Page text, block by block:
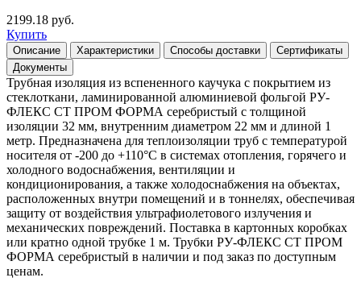
2199.18 руб.
Купить
Описание Характеристики Способы доставки
Сертификаты
Документы
Трубная изоляция из вспененного каучука с покрытием из
стеклоткани, ламинированной алюминиевой фольгой РУ-
ФЛЕКС СТ ПРОМ ФОРМА серебристый с толщиной
изоляции 32 мм, внутренним диаметром 22 мм и длиной 1
метр. Предназначена для теплоизоляции труб с температурой
носителя от -200 до +110°С в системах отопления, горячего и
холодного водоснабжения, вентиляции и
кондиционирования, а также холодоснабжения на объектах,
расположенных внутри помещений и в тоннелях, обеспечивая
защиту от воздействия ультрафиолетового излучения и
механических повреждений. Поставка в картонных коробках
или кратно одной трубке 1 м. Трубки РУ-ФЛЕКС СТ ПРОМ
ФОРМА серебристый в наличии и под заказ по доступным
ценам.